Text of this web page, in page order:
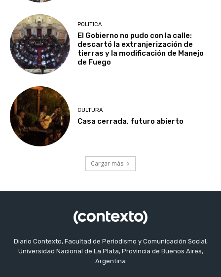
POLITICA
El Gobierno no pudo con la calle:
descartó la extranjerización de
tierras y la modificación de Manejo
de Fuego
CULTURA
Casa cerrada, futuro abierto
Cargar más
Diario Contexto, Facultad de Periodismo y Comunicación Social,
Universidad Nacional de La Plata, Provincia de Buenos Aires,
Argentina